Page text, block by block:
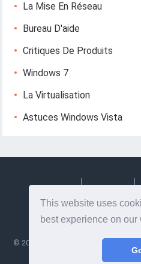
This website uses
best experience on our
La Mise En Réseau
Bureau D'aide
Critiques De Produits
Windows 7
La Virtualisation
Astuces Windows Vista
© 2026 Lesptitesaffairesdemayl
-
conception et le